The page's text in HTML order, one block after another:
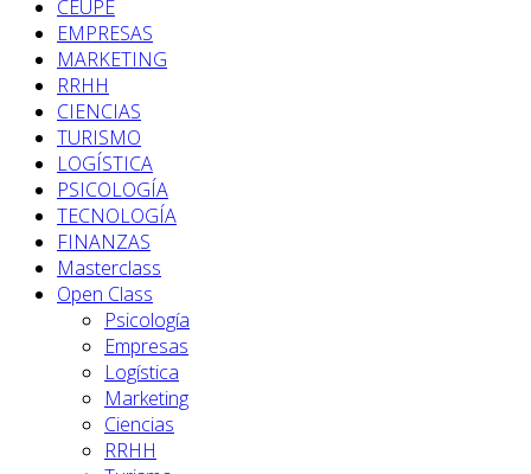
CEUPE
EMPRESAS
MARKETING
RRHH
CIENCIAS
TURISMO
LOGÍSTICA
PSICOLOGÍA
TECNOLOGÍA
FINANZAS
Masterclass
Open Class
Psicología
Empresas
Logística
Marketing
Ciencias
RRHH